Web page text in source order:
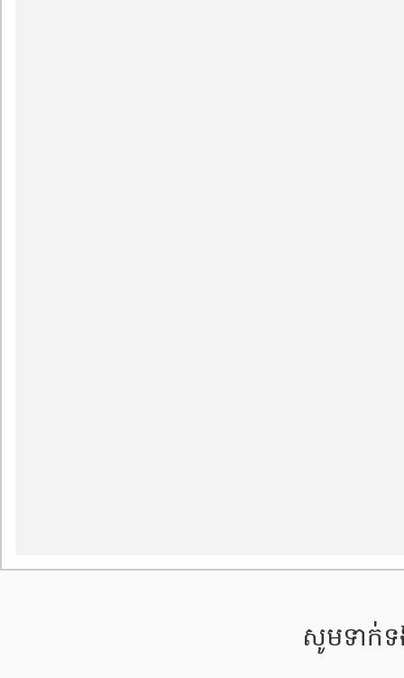
សូមទាក់ទ